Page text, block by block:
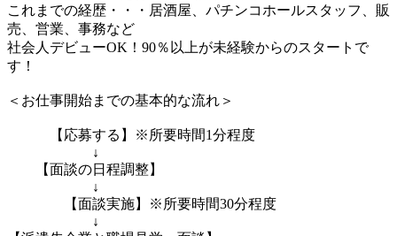
これまでの経歴・・・居酒屋、パチンコホールスタッフ、販
売、営業、事務など
社会人デビューOK！90％以上が未経験からのスタートで
す！
＜お仕事開始までの基本的な流れ＞
【応募する】※所要時間1分程度
↓
【面談の日程調整】
↓
【面談実施】※所要時間30分程度
↓